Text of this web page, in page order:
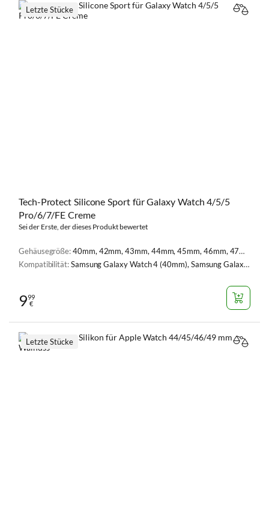
Tech-Protect Silicone Sport für Galaxy Watch 4/5/5
Pro/6/7/FE Creme
Sei der Erste, der dieses Produkt bewertet
Gehäusegröße:40mm, 42mm, 43mm, 44mm, 45mm, 46mm, 47mm
Kompatibilität:Samsung Galaxy Watch 4 (40mm), Samsung Galaxy Watch 4 (44mm), Samsung Galaxy Watch 5 (40 mm), Samsung Galaxy Watch 5 (44 mm), Samsung Galaxy Watch 5 Pro (45 mm), Samsung Galaxy Watch 6 (40 mm), Samsung Galaxy Watch 6 (44 mm), Samsung Galaxy Watch FE (40mm), Samsung Galaxy Watch 7 (44 mm), Samsung Galaxy Watch 7 (40mm), Samsung Galaxy Watch 7 44mm
Letzte Stücke
999
€
Letzte Stücke